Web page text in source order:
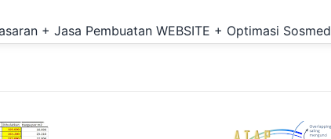
+ Jasa Pembuatan WEBSITE + Optimasi Sosmed